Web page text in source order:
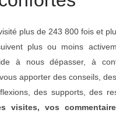
plus de 243 800 fois et
plus ou moins
à nous dépasser, à
apporter des conseils,
des supports, des
visites, vos